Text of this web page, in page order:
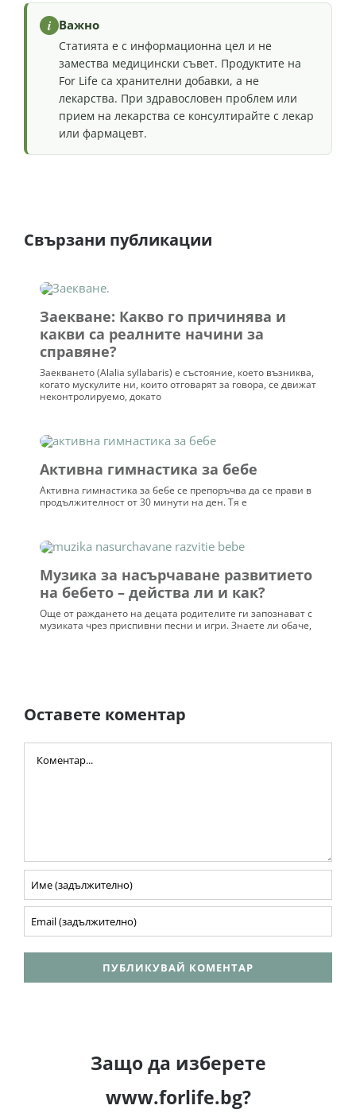
i Важно
Статията е с информационна цел и не
замества медицински съвет. Продуктите на
For Life са хранителни добавки, а не
лекарства. При здравословен проблем или
прием на лекарства се консултирайте с лекар
или фармацевт.
Свързани публикации
Заекване: Какво го причинява и
какви са реалните начини за
справяне?
Заекването (Alalia syllabaris) е състояние, което възниква,
когато мускулите ни, които отговарят за говора, се движат
неконтролируемо, докато
Активна гимнастика за бебе
Активна гимнастика за бебе се препоръчва да се прави в
продължителност от 30 минути на ден. Тя е
Музика за насърчаване развитието
на бебето – действа ли и как?
Още от раждането на децата родителите ги запознават с
музиката чрез приспивни песни и игри. Знаете ли обаче,
Оставете коментар
Comment
Защо да изберете
www.forlife.bg?